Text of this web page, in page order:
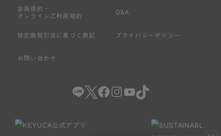
会員規約・
オンラインご利用規約
Q&A
特定商取引法に基づく表記 プライバシーポリシー
お問い合わせ